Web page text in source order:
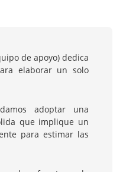
de apoyo) dedica
elaborar un solo
adoptar una
que implique un
para estimar las